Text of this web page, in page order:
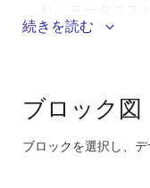
れ、モータコス
機械的ストレス
シンプルなポテ
RS-485やCAN
続きを読む
ブロック図
ブロックを選択し、